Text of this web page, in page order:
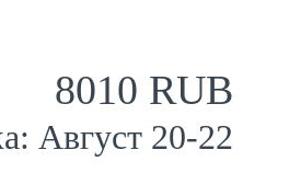
8010 RUB
Август 20-22